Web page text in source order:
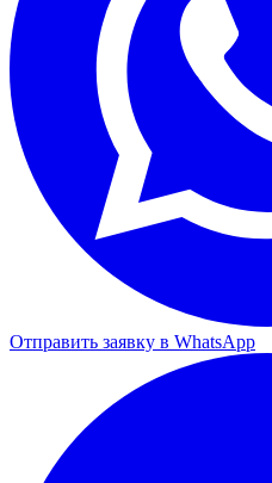
Отправить заявку в WhatsApp